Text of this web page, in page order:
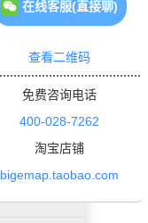
在线客服(直接聊)
查看二维码
免费咨询电话
400-028-7262
淘宝店铺
bigemap.taobao.com